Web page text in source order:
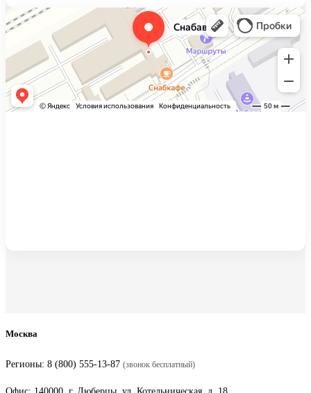
Москва
Регионы: 8 (800) 555-13-87 (звонок бесплатный)